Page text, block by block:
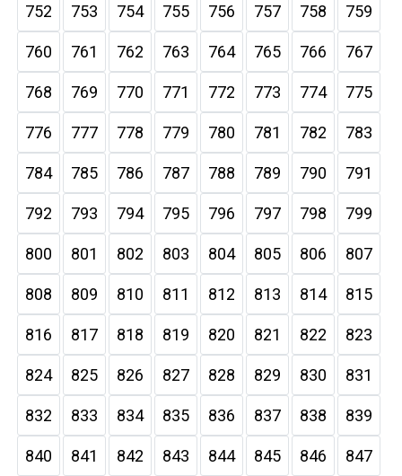
752 753 754 755 756 757 758 759
760 761 762 763 764 765 766 767
768 769 770 771 772 773 774 775
776 777 778 779 780 781 782 783
784 785 786 787 788 789 790 791
792 793 794 795 796 797 798 799
800 801 802 803 804 805 806 807
808 809 810 811 812 813 814 815
816 817 818 819 820 821 822 823
824 825 826 827 828 829 830 831
832 833 834 835 836 837 838 839
840 841 842 843 844 845 846 847